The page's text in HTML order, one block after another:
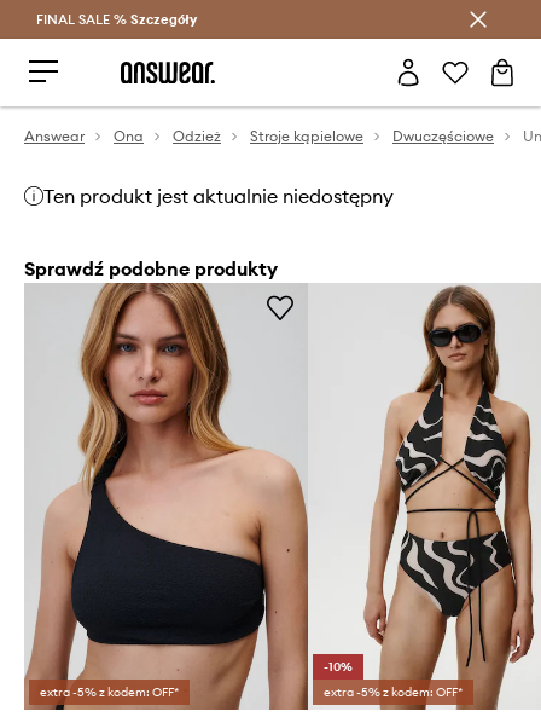
Oszczędzaj z Answear Club >
FINAL SALE % Szczegóły
Answear Ona Odzież Stroje kąpielowe Dwuczęściowe
Ten produkt jest aktualnie niedostępny
Sprawdź podobne produkty
extra -5% z kodem: OFF*
-10%
extra -5% z kodem: OFF*